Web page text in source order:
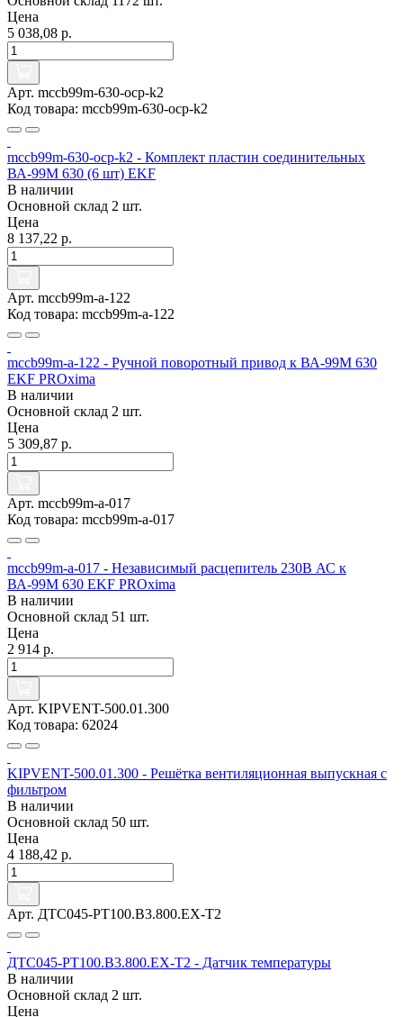
Цена
5 038,08 р.
Арт. mccb99m-630-ocp-k2
Код товара: mccb99m-630-ocp-k2
mccb99m-630-ocp-k2 - Комплект пластин соединительных
ВА-99М 630 (6 шт) EKF
В наличии
Основной склад 2 шт.
Цена
8 137,22 р.
Арт. mccb99m-a-122
Код товара: mccb99m-a-122
mccb99m-a-122 - Ручной поворотный привод к ВА-99М 630
EKF PROxima
В наличии
Основной склад 2 шт.
Цена
5 309,87 р.
Арт. mccb99m-a-017
Код товара: mccb99m-a-017
mccb99m-a-017 - Независимый расцепитель 230В АС к
ВА-99М 630 EKF PROxima
В наличии
Основной склад 51 шт.
Цена
2 914 р.
Арт. KIPVENT-500.01.300
Код товара: 62024
KIPVENT-500.01.300 - Решётка вентиляционная выпускная c
фильтром
В наличии
Основной склад 50 шт.
Цена
4 188,42 р.
Арт. ДТС045-РТ100.В3.800.ЕХ-Т2
ДТС045-РТ100.В3.800.ЕХ-Т2 - Датчик температуры
В наличии
Основной склад 2 шт.
Цена